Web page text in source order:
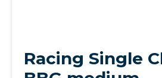
Racing Single